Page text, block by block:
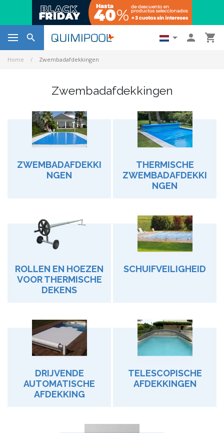
   
Home Zwembadafdekkingen
Zwembadafdekkingen
ZWEMBADAFDEKKI
NGEN
THERMISCHE
ZWEMBADAFDEKKI
NGEN
ROLLEN EN HOEZEN
VOOR THERMISCHE
DEKENS
SCHUIFVEILIGHEID
DRIJVENDE
AUTOMATISCHE
AFDEKKING
TELESCOPISCHE
AFDEKKINGEN